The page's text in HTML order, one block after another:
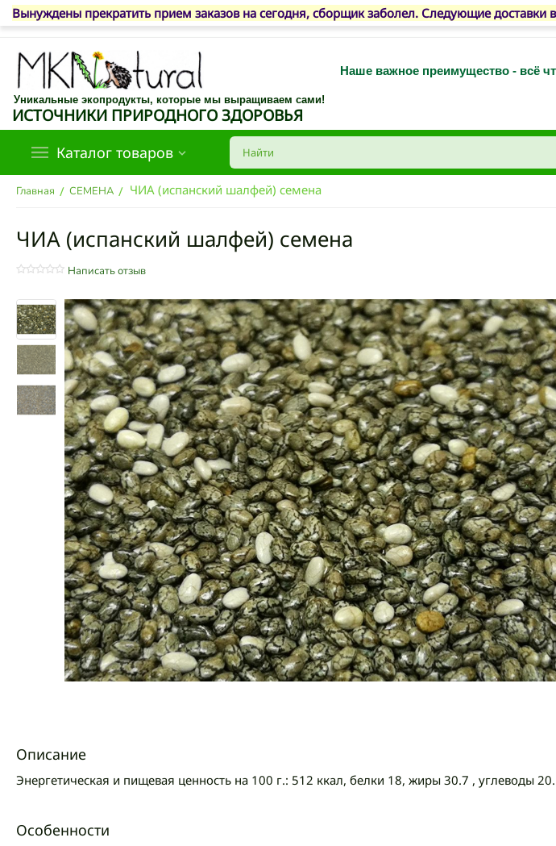
Вынуждены прекратить прием заказов на сегодня, сборщик заболел. Следующие доставки
Наше важное преимущество - всё
Уникальные экопродукты, которые мы выращиваем сами!
ИСТОЧНИКИ ПРИРОДНОГО ЗДОРОВЬЯ
Каталог товаров
Главная / СЕМЕНА / ЧИА (испанский шалфей) семена
ЧИА (испанский шалфей) семена
Написать отзыв
Описание
Энергетическая и пищевая ценность на 100 г.: 512 ккал, белки 18, жиры 30.7 , углеводы
Особенности